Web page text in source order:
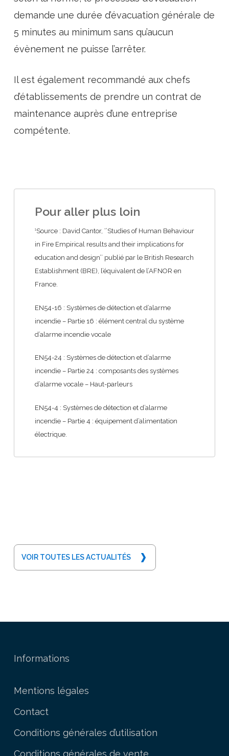
demande une durée d’évacuation générale de
5 minutes au minimum sans qu’aucun
évènement ne puisse l’arrêter.
Il est également recommandé aux chefs
d’établissements de prendre un contrat de
maintenance auprès d’une entreprise
compétente.
Pour aller plus loin
1Source : David Cantor, ‘’Studies of Human Behaviour
in Fire Empirical results and their implications for
education and design’’ publié par le British Research
Establishment (BRE), l’équivalent de l’AFNOR en
France.
EN54-16 : Systèmes de détection et d’alarme
incendie – Partie 16 : élément central du système
d’alarme incendie vocale
EN54-24 : Systèmes de détection et d’alarme
incendie – Partie 24 : composants des systèmes
d’alarme vocale – Haut-parleurs
EN54-4 : Systèmes de détection et d’alarme
incendie – Partie 4 : équipement d’alimentation
électrique.
VOIR TOUTES LES ACTUALITÉS
Informations
Mentions légales
Contact
Conditions générales d’utilisation
Conditions générales de vente